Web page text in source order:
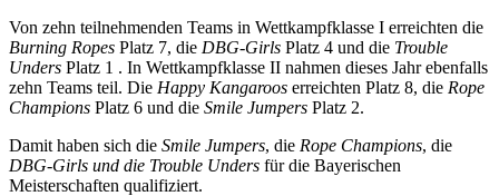
Von zehn teilnehmenden Teams in Wettkampfklasse I erreichten die
Burning Ropes Platz 7, die DBG-Girls Platz 4 und die Trouble
Unders Platz 1 . In Wettkampfklasse II nahmen dieses Jahr ebenfalls
zehn Teams teil. Die Happy Kangaroos erreichten Platz 8, die Rope
Champions Platz 6 und die Smile Jumpers Platz 2.
Damit haben sich die Smile Jumpers, die Rope Champions, die
DBG-Girls und die Trouble Unders für die Bayerischen
Meisterschaften qualifiziert.